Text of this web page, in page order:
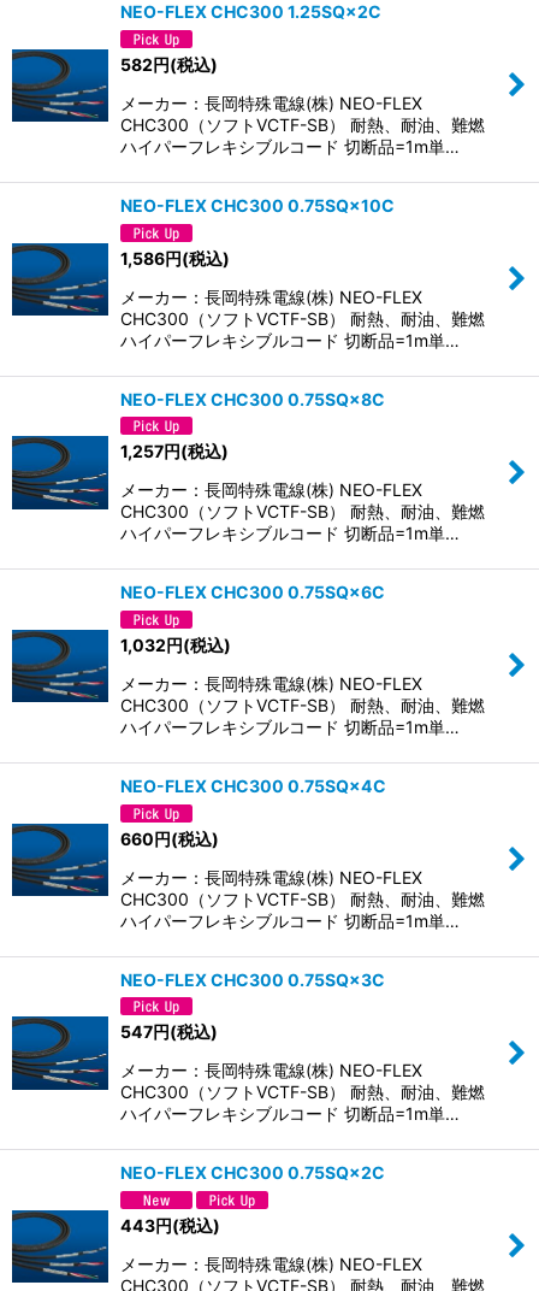
NEO-FLEX CHC300 1.25SQ×2C
582円(税込)
メーカー：長岡特殊電線(株) NEO-FLEX
CHC300（ソフトVCTF-SB） 耐熱、耐油、難燃
ハイパーフレキシブルコード 切断品=1m単…
NEO-FLEX CHC300 0.75SQ×10C
1,586円(税込)
メーカー：長岡特殊電線(株) NEO-FLEX
CHC300（ソフトVCTF-SB） 耐熱、耐油、難燃
ハイパーフレキシブルコード 切断品=1m単…
NEO-FLEX CHC300 0.75SQ×8C
1,257円(税込)
メーカー：長岡特殊電線(株) NEO-FLEX
CHC300（ソフトVCTF-SB） 耐熱、耐油、難燃
ハイパーフレキシブルコード 切断品=1m単…
NEO-FLEX CHC300 0.75SQ×6C
1,032円(税込)
メーカー：長岡特殊電線(株) NEO-FLEX
CHC300（ソフトVCTF-SB） 耐熱、耐油、難燃
ハイパーフレキシブルコード 切断品=1m単…
NEO-FLEX CHC300 0.75SQ×4C
660円(税込)
メーカー：長岡特殊電線(株) NEO-FLEX
CHC300（ソフトVCTF-SB） 耐熱、耐油、難燃
ハイパーフレキシブルコード 切断品=1m単…
NEO-FLEX CHC300 0.75SQ×3C
547円(税込)
メーカー：長岡特殊電線(株) NEO-FLEX
CHC300（ソフトVCTF-SB） 耐熱、耐油、難燃
ハイパーフレキシブルコード 切断品=1m単…
NEO-FLEX CHC300 0.75SQ×2C
443円(税込)
メーカー：長岡特殊電線(株) NEO-FLEX
CHC300（ソフトVCTF-SB） 耐熱、耐油、難燃